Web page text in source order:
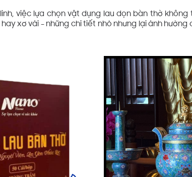
việc lựa chọn vật dụng lau dọn bàn thờ không
xơ vải – những chi tiết nhỏ nhưng lại ảnh